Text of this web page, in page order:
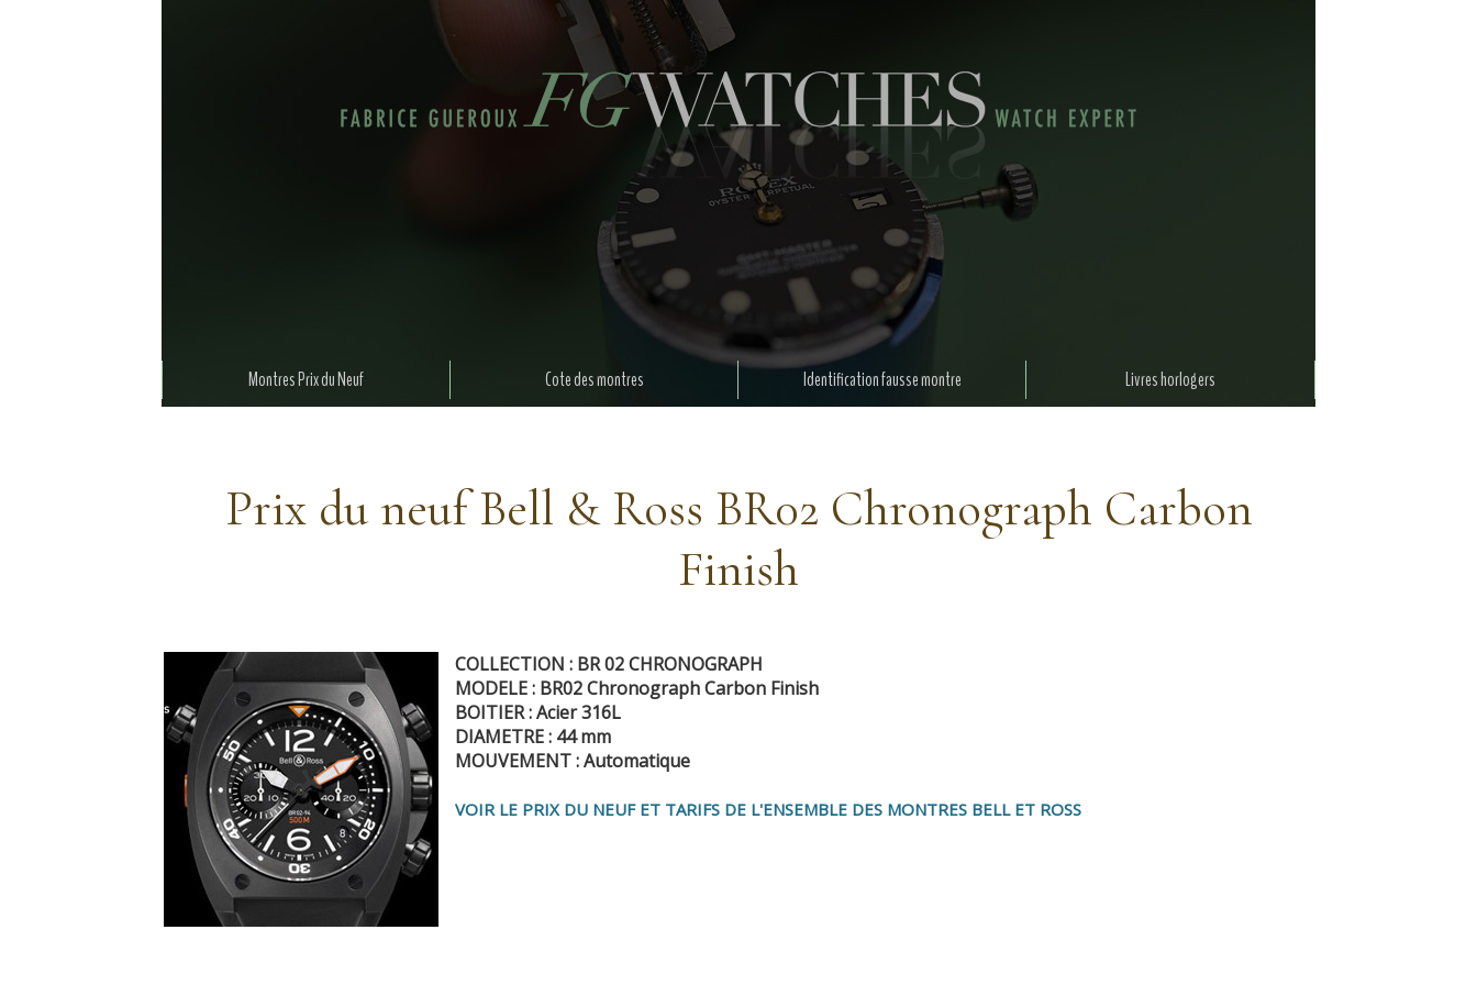
Montres Prix du Neuf Cote des montres Identification fausse montre Livres horlogers
Prix du neuf Bell & Ross BR02 Chronograph Carbon
Finish
COLLECTION : BR 02 CHRONOGRAPH
MODELE : BR02 Chronograph Carbon Finish
BOITIER : Acier 316L
DIAMETRE : 44 mm
MOUVEMENT : Automatique
VOIR LE PRIX DU NEUF ET TARIFS DE L'ENSEMBLE DES MONTRES BELL ET ROSS